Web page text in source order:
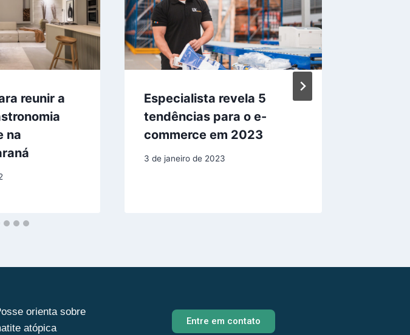
reunir a
na
Especialista revela 5
tendências para o e-
commerce em 2023
3 de janeiro de 2023
orienta sobre
atópica
Entre em contato